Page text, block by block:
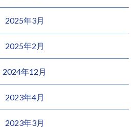
2025年3月
2025年2月
2024年12月
2023年4月
2023年3月